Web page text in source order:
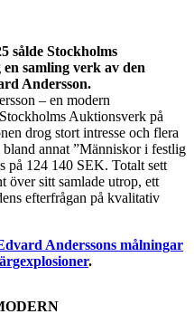
sålde Stockholms
samling verk av den
Andersson.
– en modern
Auktionsverk på
drog stort intresse och flera
annat ”Människor i festlig
på 124 140 SEK. Totalt sett
över sitt samlade utrop, ett
efterfrågan på kvalitativ
Anderssons målningar
.